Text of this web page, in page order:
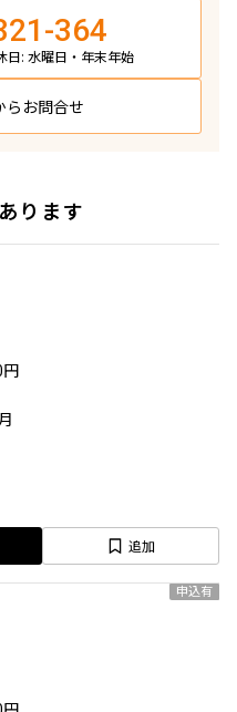
364
日: 水曜日・年末年始
らお問合せ
ります
追加
申込有